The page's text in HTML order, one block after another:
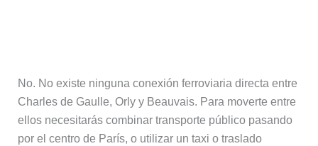
No. No existe ninguna conexión ferroviaria directa entre
Charles de Gaulle, Orly y Beauvais. Para moverte entre
ellos necesitarás combinar transporte público pasando
por el centro de París, o utilizar un taxi o traslado